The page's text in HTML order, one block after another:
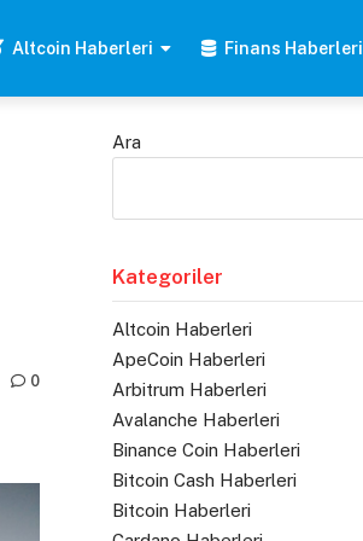
Altcoin Haberleri Finans Haberleri
0
Ara
Kategoriler
Altcoin Haberleri
ApeCoin Haberleri
Arbitrum Haberleri
Avalanche Haberleri
Binance Coin Haberleri
Bitcoin Cash Haberleri
Bitcoin Haberleri